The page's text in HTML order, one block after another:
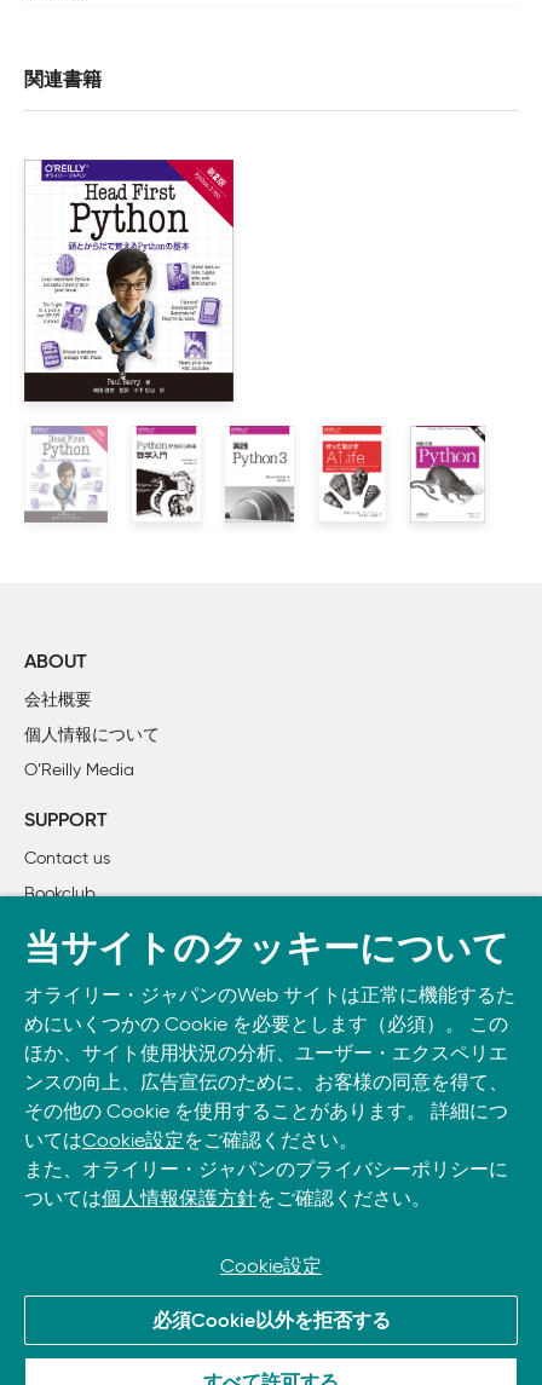
第2刷正誤表
・viiページ 下から9行目
【誤】18章
【正】15章
・7ページ 下から7行目
【誤】16.1 補遺
【正】16.1 対話モード
・8ページ 脚注
【誤】http://docs.python.jp/3/library/codecs.html
【正】
・11ページ 脚注
【誤】「9.4.2. Decimalオブジェクト」参照
objects）
【正】「Decimalオブジェクト」参照
・12ページ 脚注
【誤】「9.5. fractions」参照
（http://docs.python.jp/3/library/fractions.html）
【正】「fractions ̶ 有理数」参照
（https://docs.python.jp/3/library/
・17ページ 脚注
【誤】
† http://docs.python.jp/3/library/stdtypes.html#text-
sequence-type-str
highlight=printf#string-methods
¶ http://docs.python.jp/3/library/stdtypes.html?
highlight=printf#old-string-formatting
1章　食欲をそそってみようか
2章　Pythonインタープリタの使い方
    2.1　インタープリタの起動
        2.1.1　引数を渡す
        2.1.2　対話モード
    2.2　インタープリタとその環境
        2.2.1　ソースコード・エンコーディング
3章　気楽な入門編
        3.1.1　数値
        3.1.2　文字列
        3.1.3　リスト
    4.2　for文
    4.3　range()関数
    4.5　pass文
    4.6　関数の定義
        4.7.2　キーワード引数
        4.7.3　任意引数のリスト
        4.7.4　引数リストのアンパック
        4.7.5　lambda（ラムダ）式
        4.7.6　ドキュメンテーション文字列（docstring）
        4.7.7　関数注釈（関数アノテーション）
    4.8　幕間つなぎ：コーディングスタイル
5章　データ構造
    5.1　リストについての補足
        5.1.1　リストをスタックとして使う
        5.1.2　リストをキューとして使う
        5.1.4　れ子のリスト内包
    5.2　del文
    5.3　タプルとシーケンス
    5.4　集合（set）
関連書籍
ABOUT
会社概要
個人情報について
O’Reilly Media
SUPPORT
Contact us
Bookclub
書籍注文
Take O’Reilly with you and learn anywhere, anytime on your
phone
and tablet.
© 2026, O’Reilly Japan, Inc. oreilly.co.jpに掲載されているすべて
のトレードマークおよび登録商標は、それぞれの所有者に帰属し
当サイトのクッキーについて
オライリー・ジャパンのWeb サイトは正常に機能するた
めにいくつかの Cookie を必要とします（必須）。 この
ほか、サイト使用状況の分析、ユーザー・エクスペリエ
ンスの向上、広告宣伝のために、お客様の同意を得て、
その他の Cookie を使用することがあります。 詳細につ
いてはCookie設定をご確認ください。
また、オライリー・ジャパンのプライバシーポリシーに
ついては個人情報保護方針をご確認ください。
Cookie設定
必須Cookie以外を拒否する